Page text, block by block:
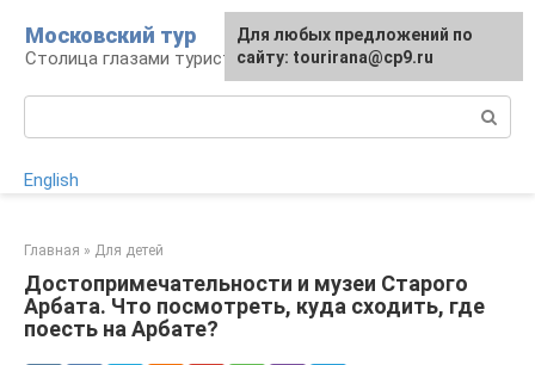
контенту
Московский тур
Столица глазами туриста
English
Главная » Для детей
Достопримечательности и музеи Старого
Арбата. Что посмотреть, куда сходить, где
поесть на Арбате?
Для любых предложений по
сайту: tourirana@cp9.ru